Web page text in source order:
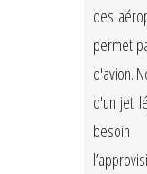
des
permet
d'avion.
d'un jet